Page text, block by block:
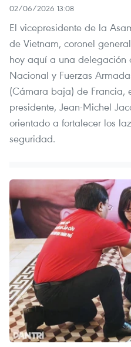
02/06/2026 13:08
El vicepresidente de la
de Vietnam, coronel
hoy aquí a una delegación
Nacional y Fuerzas
(Cámara baja) de Francia,
presidente, Jean-Michel
orientado a fortalecer los
seguridad.